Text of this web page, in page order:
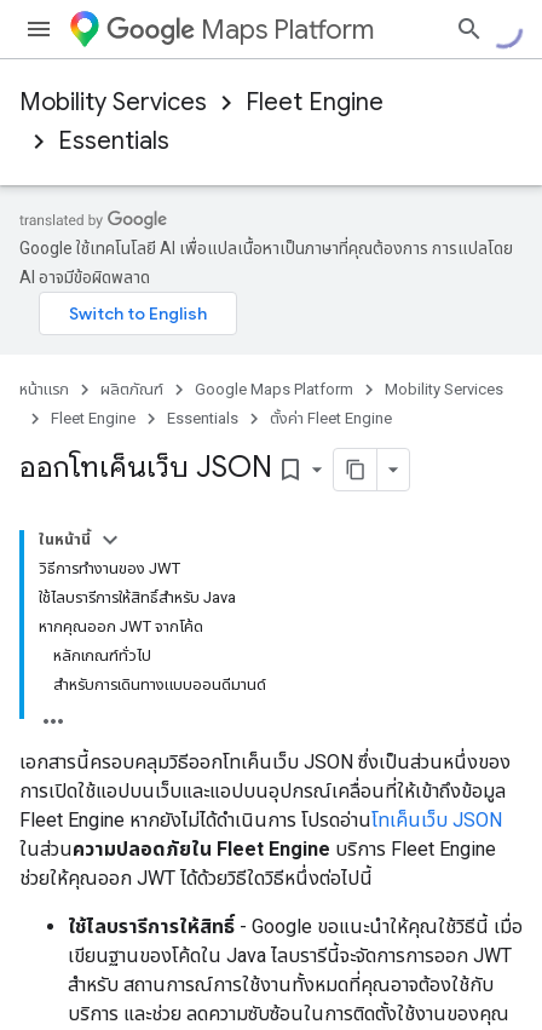
Maps Platform
Mobility Services
Fleet Engine
Essentials
Google ใช้เทคโนโลยี AI เพื่อแปลเนื้อหาเป็นภาษาที่คุณต้องการ การแปลโดย
AI อาจมีข้อผิดพลาด
หน้าแรก ผลิตภัณฑ์ Google Maps Platform
Mobility Services
Fleet Engine
Essentials ตั้งค่า Fleet Engine
ออกโทเค็นเว็บ JSON bookmark_border
ในหน้านี้
วิธีการทำงานของ JWT
ใช้ไลบรารีการให้สิทธิ์สำหรับ Java
หากคุณออก JWT จากโค้ด
หลักเกณฑ์ทั่วไป
สำหรับการเดินทางแบบออนดีมานด์
เอกสารนี้ครอบคลุมวิธีออกโทเค็นเว็บ JSON ซึ่งเป็นส่วนหนึ่งของ
การเปิดใช้แอปบนเว็บและแอปบนอุปกรณ์เคลื่อนที่ให้เข้าถึงข้อมูล
Fleet Engine หากยังไม่ได้ดำเนินการ โปรดอ่านโทเค็นเว็บ JSON
ในส่วนความปลอดภัยใน Fleet Engine บริการ Fleet Engine
ช่วยให้คุณออก JWT ได้ด้วยวิธีใดวิธีหนึ่งต่อไปนี้
ใช้ไลบรารีการให้สิทธิ์ - Google ขอแนะนำให้คุณใช้วิธีนี้ เมื่อ
เขียนฐานของโค้ดใน Java ไลบรารีนี้จะจัดการการออก JWT
สำหรับ สถานการณ์การใช้งานทั้งหมดที่คุณอาจต้องใช้กับ
บริการ และช่วย ลดความซับซ้อนในการติดตั้งใช้งานของคุณ